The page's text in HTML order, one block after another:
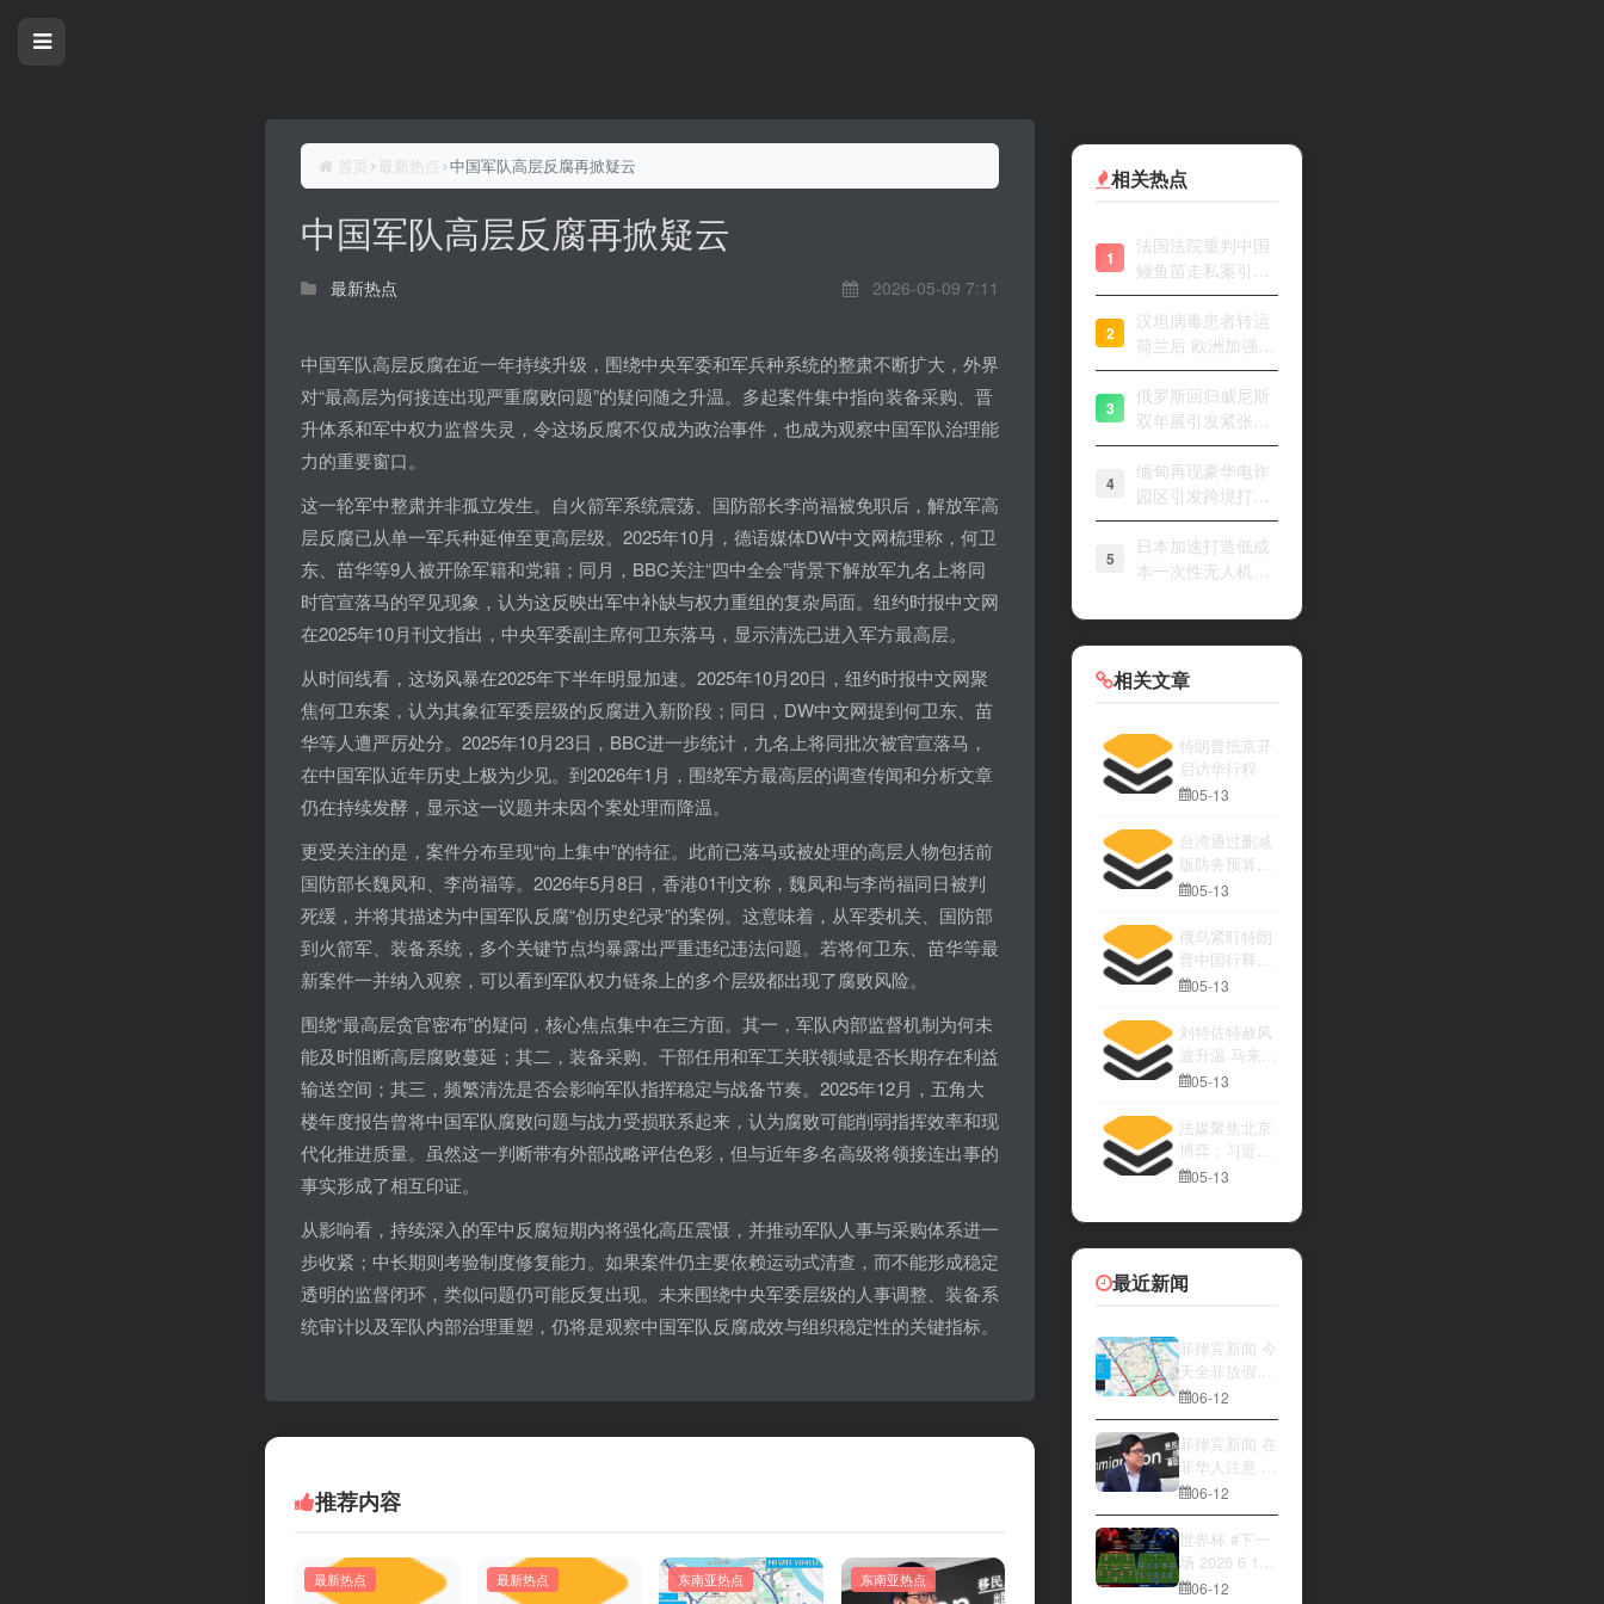
首页 最新热点 中国军队高层反腐再掀疑云
中国军队高层反腐再掀疑云
最新热点 2026-05-09 7:11
中国军队高层反腐在近一年持续升级，围绕中央军委和军兵种系统的整肃不断扩大，外界
对“最高层为何接连出现严重腐败问题”的疑问随之升温。多起案件集中指向装备采购、晋
升体系和军中权力监督失灵，令这场反腐不仅成为政治事件，也成为观察中国军队治理能
力的重要窗口。
这一轮军中整肃并非孤立发生。自火箭军系统震荡、国防部长李尚福被免职后，解放军高
层反腐已从单一军兵种延伸至更高层级。2025年10月，德语媒体DW中文网梳理称，何卫
东、苗华等9人被开除军籍和党籍；同月，BBC关注“四中全会”背景下解放军九名上将同
时官宣落马的罕见现象，认为这反映出军中补缺与权力重组的复杂局面。纽约时报中文网
在2025年10月刊文指出，中央军委副主席何卫东落马，显示清洗已进入军方最高层。
从时间线看，这场风暴在2025年下半年明显加速。2025年10月20日，纽约时报中文网聚
焦何卫东案，认为其象征军委层级的反腐进入新阶段；同日，DW中文网提到何卫东、苗
华等人遭严厉处分。2025年10月23日，BBC进一步统计，九名上将同批次被官宣落马，
在中国军队近年历史上极为少见。到2026年1月，围绕军方最高层的调查传闻和分析文章
仍在持续发酵，显示这一议题并未因个案处理而降温。
更受关注的是，案件分布呈现“向上集中”的特征。此前已落马或被处理的高层人物包括前
国防部长魏凤和、李尚福等。2026年5月8日，香港01刊文称，魏凤和与李尚福同日被判
死缓，并将其描述为中国军队反腐“创历史纪录”的案例。这意味着，从军委机关、国防部
到火箭军、装备系统，多个关键节点均暴露出严重违纪违法问题。若将何卫东、苗华等最
新案件一并纳入观察，可以看到军队权力链条上的多个层级都出现了腐败风险。
围绕“最高层贪官密布”的疑问，核心焦点集中在三方面。其一，军队内部监督机制为何未
能及时阻断高层腐败蔓延；其二，装备采购、干部任用和军工关联领域是否长期存在利益
输送空间；其三，频繁清洗是否会影响军队指挥稳定与战备节奏。2025年12月，五角大
楼年度报告曾将中国军队腐败问题与战力受损联系起来，认为腐败可能削弱指挥效率和现
代化推进质量。虽然这一判断带有外部战略评估色彩，但与近年多名高级将领接连出事的
事实形成了相互印证。
从影响看，持续深入的军中反腐短期内将强化高压震慑，并推动军队人事与采购体系进一
步收紧；中长期则考验制度修复能力。如果案件仍主要依赖运动式清查，而不能形成稳定
透明的监督闭环，类似问题仍可能反复出现。未来围绕中央军委层级的人事调整、装备系
统审计以及军队内部治理重塑，仍将是观察中国军队反腐成效与组织稳定性的关键指标。
推荐内容
最新热点 最新热点 东南亚热点 东南亚热点
相关热点
1
法国法院重判中国
鳗鱼苗走私案引关
注
2
汉坦病毒患者转运
荷兰后 欧洲加强风
险评估
3
俄罗斯回归威尼斯
双年展引发紧张开
幕
4
缅甸再现豪华电诈
园区引发跨境打击
关注
5
日本加速打造低成
本一次性无人机战
相关文章
特朗普抵京开
启访华行程
05-13
台湾通过删减
版防务预算引
发关注
05-13
俄乌紧盯特朗
普中国行释放
何种信号
05-13
刘特佐特赦风
波升温 马来西
亚内阁将讨论
05-13
法媒聚焦北京
博弈：习近平
与特朗普隔空
05-13
最近新闻
菲律宾新闻 今
天全菲放假‼️
马尼拉多地封
路
06-12
菲律宾新闻 在
菲华人注意 近
期出现假冒移
民局执法人员
上门敲诈案
件，已有多人
举报中招
06-12
世界杯 #下一
场 2026 6 12
15:00整 加拿
06-12